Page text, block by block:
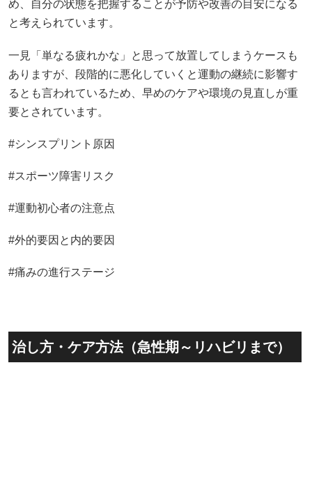
め、自分の状態を把握することが予防や改善の目安になる
と考えられています。
一見「単なる疲れかな」と思って放置してしまうケースも
ありますが、段階的に悪化していくと運動の継続に影響す
るとも言われているため、早めのケアや環境の見直しが重
要とされています。
#シンスプリント原因
#スポーツ障害リスク
#運動初心者の注意点
#外的要因と内的要因
#痛みの進行ステージ
治し方・ケア方法（急性期～リハビリまで）